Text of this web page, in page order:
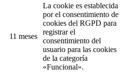
11 meses
La cookie es establecida
por el consentimiento de
cookies del RGPD para
registrar el
consentimiento del
usuario para las cookies
de la categoría
«Funcional».